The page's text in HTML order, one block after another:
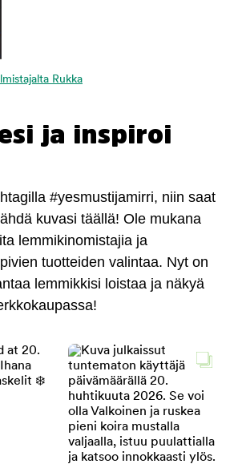
Rukka
ja inspiroi
#yesmustijamirri, niin saat
kuvasi täällä! Ole mukana
lemmikinomistajia ja
tuotteiden valintaa. Nyt on
lemmikkisi loistaa ja näkyä